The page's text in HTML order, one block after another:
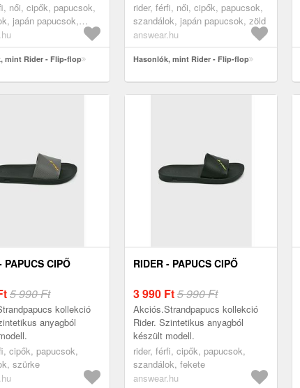
női, cipők, papucsok,
japán papucsok,
mint Rider - Flip-flop
rider, férfi, női, cipők, papucsok,
szandálok, japán papucsok, zöld
answear.hu
Hasonlók, mint Rider - Flip-flop
PAPUCS CIPŐ
5 990 Ft
kollekció
anyagból
cipők, papucsok,
szürke
RIDER - PAPUCS CIPŐ
3 990 Ft5 990 Ft
Akciós.Strandpapucs kollekció
Rider. Szintetikus anyagból
készült modell.
rider, férfi, cipők, papucsok,
szandálok, fekete
answear.hu